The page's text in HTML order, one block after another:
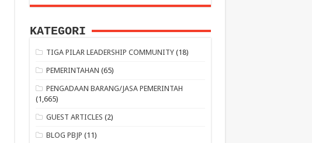
KATEGORI
TIGA PILAR LEADERSHIP COMMUNITY (18)
PEMERINTAHAN (65)
PENGADAAN BARANG/JASA PEMERINTAH
(1,665)
GUEST ARTICLES (2)
BLOG PBJP (11)